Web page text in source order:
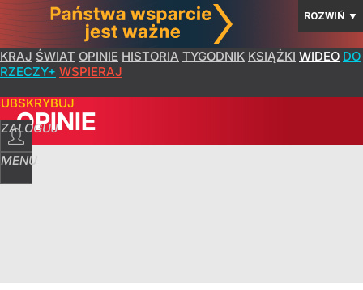
ROZWIŃ ▼
KRAJ ŚWIAT OPINIE HISTORIA TYGODNIK KSIĄŻKI WIDEO DO
RZECZY+ WSPIERAJ
ZALOGUJ
MENU
OPINIE